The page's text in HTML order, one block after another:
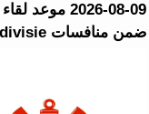
ضمن منافسات Eredivisie